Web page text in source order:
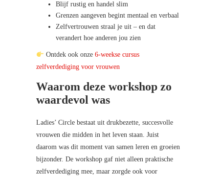
Blijf rustig en handel slim
Grenzen aangeven begint mentaal en verbaal
Zelfvertrouwen straal je uit – en dat
verandert hoe anderen jou zien
Ontdek ook onze 6-weekse cursus
zelfverdediging voor vrouwen
Waarom deze workshop zo
waardevol was
Ladies’ Circle bestaat uit drukbezette, succesvolle
vrouwen die midden in het leven staan. Juist
daarom was dit moment van samen leren en groeien
bijzonder. De workshop gaf niet alleen praktische
zelfverdediging mee, maar zorgde ook voor